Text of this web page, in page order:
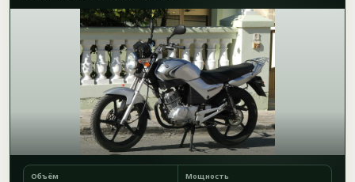
Объём Мощность